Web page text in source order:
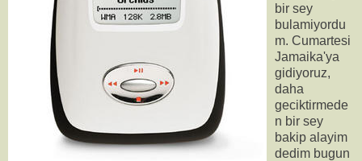
bir sey
bulamiyordu
m. Cumartesi
Jamaika'ya
gidiyoruz,
daha
geciktirmede
n bir sey
bakip alayim
dedim bugun